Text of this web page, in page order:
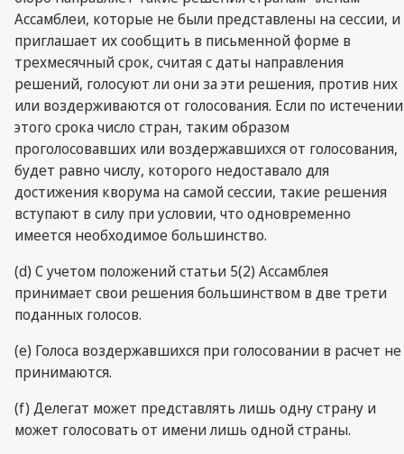
Ассамблеи, которые не были представлены на сессии, и
приглашает их сообщить в письменной форме в
трехмесячный срок, считая с даты направления
решений, голосуют ли они за эти решения, против них
или воздерживаются от голосования. Если по истечении
этого срока число стран, таким образом
проголосовавших или воздержавшихся от голосования,
будет равно числу, которого недоставало для
достижения кворума на самой сессии, такие решения
вступают в силу при условии, что одновременно
имеется необходимое большинство.
(d) С учетом положений статьи 5(2) Ассамблея
принимает свои решения большинством в две трети
поданных голосов.
(e) Голоса воздержавшихся при голосовании в расчет не
принимаются.
(f) Делегат может представлять лишь одну страну и
может голосовать от имени лишь одной страны.